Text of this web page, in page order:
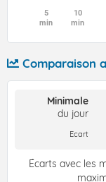
5
min
10
min
Comparaison
Minimale
du jour
Ecart
Écarts avec les